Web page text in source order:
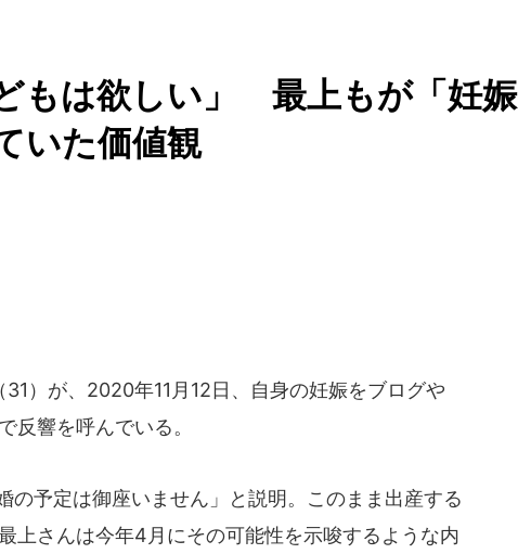
もは欲しい」 最上もが「妊娠
いた価値観
）が、2020年11月12日、自身の妊娠をブログや
反響を呼んでいる。
予定は御座いません」と説明。このまま出産する
上さんは今年4月にその可能性を示唆するような内